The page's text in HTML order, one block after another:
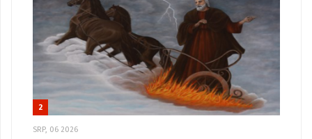
2
SRP, 06 2026